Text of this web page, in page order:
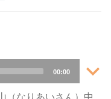
そうです。
伊邪那岐大神と伊
し、二柱の神様を結
が天橋立であり、そ
開催しています。こ
に興味がある人に
資料館といっていい
00:00 keyboard_arrow_down